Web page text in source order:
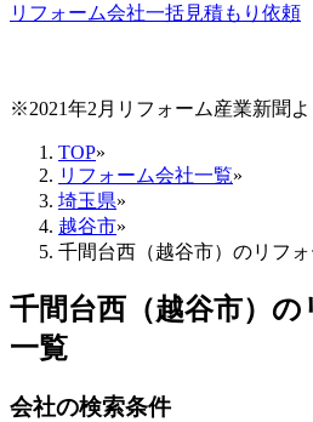
リフォーム会社一括見積もり依頼
※2021年2月リフォーム産業新聞よ
TOP»
リフォーム会社一覧»
埼玉県»
越谷市»
千間台西（越谷市）のリフォ
千間台西（越谷市） の
一覧
会社の検索条件